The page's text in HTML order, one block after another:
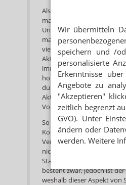
Wir übermitteln
speichern und /
personalisierte
Erkenntnisse
Angebote zu
"Akzeptieren"
zeitlich begrenzt
GVO). Unter
ändern oder
werden. Weitere
Als Apotheker könne man
machen. „Das ist eine
Unternehmen, die
machen könnten: die
vielversprechende
Akteure zugehen und auf
immer so einfach: „Um die
hohe Aktivierungsenergie
durch einen erleichterten
Akteuren bewusst sein.
Vorhaben, was wir auch
So habe sie versucht,
Kommunikation zwischen
Versorgung von
nicht in der Praxis
Start fehlten. Eine
besteht zwar, jedoch ist
weshalb dieser Aspekt von